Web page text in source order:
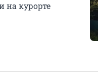
на курорте